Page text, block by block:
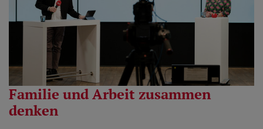
Familie und Arbeit zusammen
denken